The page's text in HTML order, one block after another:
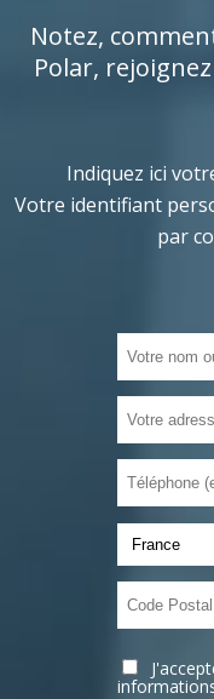
Notez,
Polar,
Indiquez ici
Votre identifiant
par